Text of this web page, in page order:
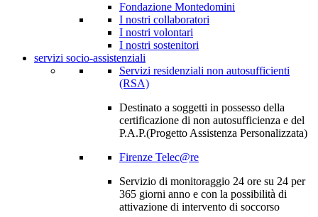
Fondazione Montedomini
I nostri collaboratori
I nostri volontari
I nostri sostenitori
servizi socio-assistenziali
Servizi residenziali non autosufficienti
(RSA)
Destinato a soggetti in possesso della
certificazione di non autosufficienza e del
P.A.P.(Progetto Assistenza Personalizzata)
Firenze Telec@re
Servizio di monitoraggio 24 ore su 24 per
365 giorni anno e con la possibilità di
attivazione di intervento di soccorso